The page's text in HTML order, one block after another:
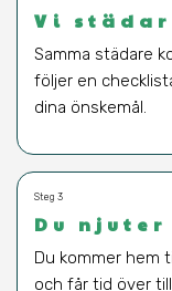
Vi städar
Samma städare
följer en
dina önskemål.
Steg 3
Du njuter
Du kommer hem
och får tid över